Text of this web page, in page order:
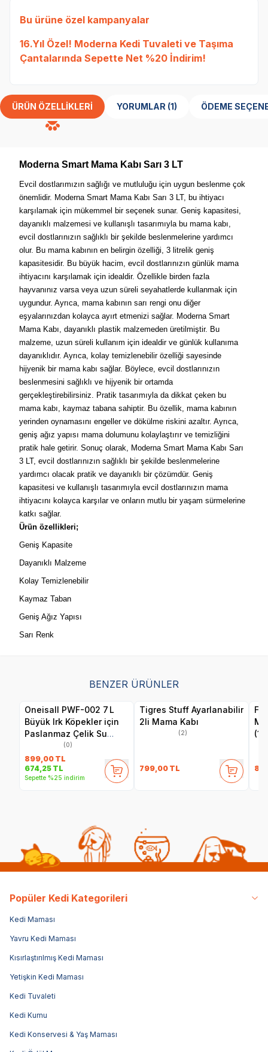
Bu ürüne özel kampanyalar
16.Yıl Özel! Moderna Kedi Tuvaleti ve Taşıma
Çantalarında Sepette Net %20 İndirim!
ÜRÜN ÖZELLIKLERI YORUMLAR (1) ÖDEME
Moderna Smart Mama Kabı Sarı 3 LT
Evcil dostlarımızın sağlığı ve mutluluğu için uygun beslenme çok
önemlidir. Moderna Smart Mama Kabı Sarı 3 LT, bu ihtiyacı
karşılamak için mükemmel bir seçenek sunar. Geniş kapasitesi,
dayanıklı malzemesi ve kullanışlı tasarımıyla bu mama kabı,
evcil dostlarınızın sağlıklı bir şekilde beslenmelerine yardımcı
olur. Bu mama kabının en belirgin özelliği, 3 litrelik geniş
kapasitesidir. Bu büyük hacim, evcil dostlarınızın günlük mama
ihtiyacını karşılamak için idealdir. Özellikle birden fazla
hayvanınız varsa veya uzun süreli seyahatlerde kullanmak için
uygundur. Ayrıca, mama kabının sarı rengi onu diğer
eşyalarınızdan kolayca ayırt etmenizi sağlar. Moderna Smart
Mama Kabı, dayanıklı plastik malzemeden üretilmiştir. Bu
malzeme, uzun süreli kullanım için idealdir ve günlük kullanıma
dayanıklıdır. Ayrıca, kolay temizlenebilir özelliği sayesinde
hijyenik bir mama kabı sağlar. Böylece, evcil dostlarınızın
beslenmesini sağlıklı ve hijyenik bir ortamda
gerçekleştirebilirsiniz. Pratik tasarımıyla da dikkat çeken bu
mama kabı, kaymaz tabana sahiptir. Bu özellik, mama kabının
yerinden oynamasını engeller ve dökülme riskini azaltır. Ayrıca,
geniş ağız yapısı mama dolumunu kolaylaştırır ve temizliğini
pratik hale getirir. Sonuç olarak, Moderna Smart Mama Kabı Sarı
3 LT, evcil dostlarınızın sağlıklı bir şekilde beslenmelerine
yardımcı olacak pratik ve dayanıklı bir çözümdür. Geniş
kapasitesi ve kullanışlı tasarımıyla evcil dostlarınızın mama
ihtiyacını kolayca karşılar ve onların mutlu bir yaşam sürmelerine
katkı sağlar.
Ürün özellikleri;
Geniş Kapasite
Dayanıklı Malzeme
Kolay Temizlenebilir
Kaymaz Taban
Geniş Ağız Yapısı
Sarı Renk
BENZER ÜRÜNLER
Oneisall PWF-002 7 L
Büyük Irk Köpekler için
Paslanmaz Çelik Su
Pınarı - Yedek Filtre Seti
(8’li Paket)
(0)
899,00 TL
674,25 TL
Sepette %25 indirim
Tigres Stuff Ayarlanabilir
2li Mama Kabı
(2)
799,00 TL
(1
Popüler Kedi Kategorileri
Kedi Maması
Yavru Kedi Maması
Kısırlaştırılmış Kedi Maması
Yetişkin Kedi Maması
Kedi Tuvaleti
Kedi Kumu
Kedi Konservesi & Yaş Maması